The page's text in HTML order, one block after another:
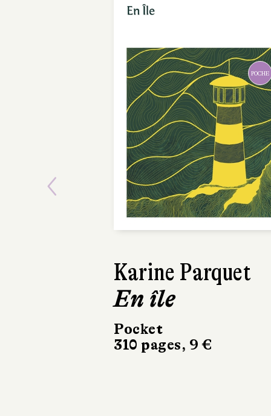
POCHE
Karine Parquet
En île
Pocket
310 pages, 9 €
Previous